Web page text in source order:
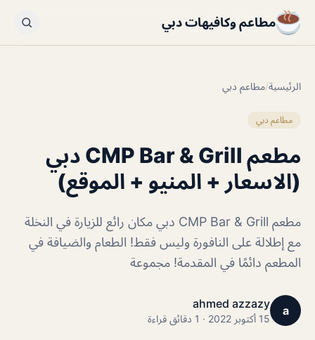
مطاعم وكافيهات دبي
الرئيسية/مطاعم دبي
مطاعم دبي
مطعم CMP Bar & Grill دبي
(الاسعار + المنيو + الموقع)
مطعم CMP Bar & Grill دبي مكان رائع للزيارة في النخلة
مع إطلالة على النافورة وليس فقط! الطعام والضيافة في
المطعم دائمًا في المقدمة! مجموعة
a
ahmed azzazy
15 أكتوبر 2022 · 1 دقائق قراءة